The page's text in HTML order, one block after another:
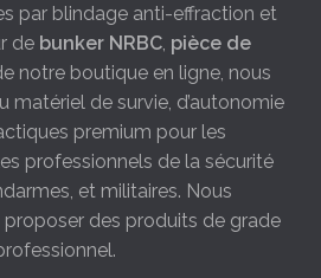
par blindage anti-effraction et
de bunker NRBC pièce de
notre boutique en ligne, nous
de survie, d’autonomie
premium pour les
professionnels de la sécurité
et militaires. Nous
des produits de grade